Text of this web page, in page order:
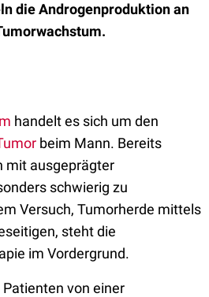
die Androgenproduktion an
handelt es sich um den
beim Mann. Bereits
mit ausgeprägter
schwierig zu
Versuch, Tumorherde mittels
steht die
im Vordergrund.
von einer